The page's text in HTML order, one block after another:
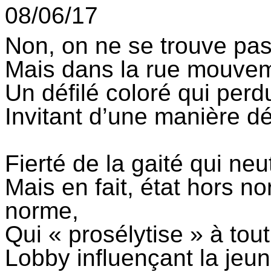
08/06/17
Non, on ne se trouve
Mais dans la rue
Un défilé coloré qui
Invitant d’une manière
Fierté de la gaité qui
Mais en fait, état hors
norme,
Qui « prosélytise » à
Lobby influençant la